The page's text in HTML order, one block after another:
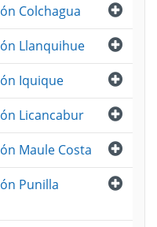
Abrir
Colchagua
Abrir
Llanquihue
Abrir
Iquique
Abrir
Licancabur
Abrir
Maule Costa
Abrir
Punilla